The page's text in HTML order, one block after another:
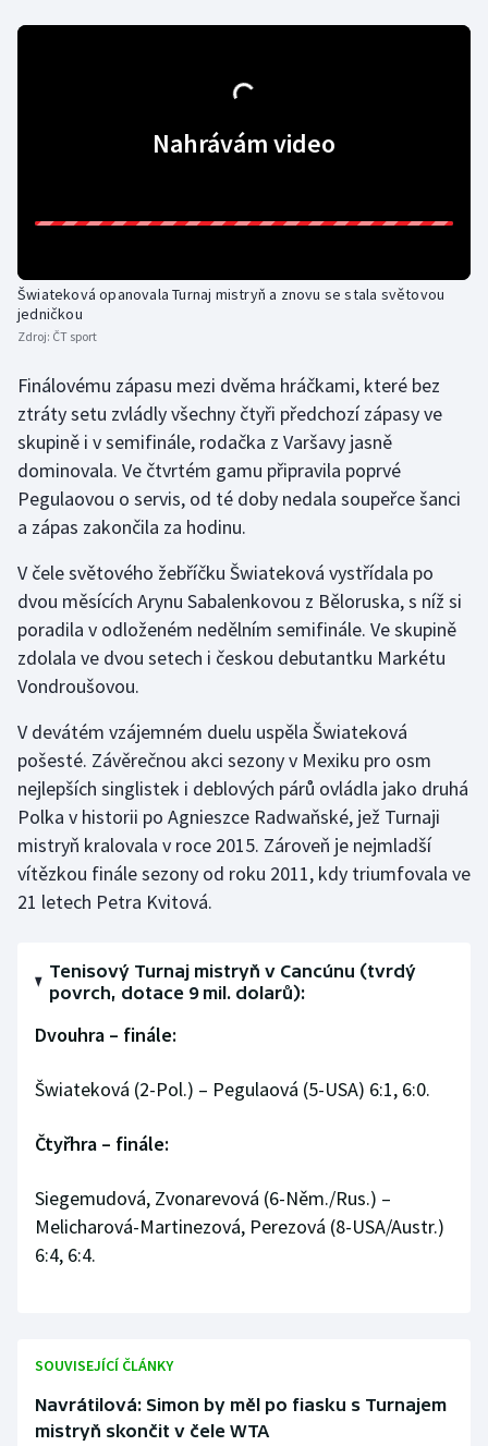
Házená
Jezdectví
Judo
Krasobruslení
Lezení
Moderní pětiboj
Motorsport
Olympijské hry
Parasport
Plavání
Plážový volejbal
Ragby
Rychlobruslení
Short track
Veslování
Vodní slalom
Ostatní
Nahrávám video
Šwiateková opanovala Turnaj mistryň a znovu se stala světovou
jedničkou
Zdroj: ČT sport
Finálovému zápasu mezi dvěma hráčkami, které bez
ztráty setu zvládly všechny čtyři předchozí zápasy ve
skupině i v semifinále, rodačka z Varšavy jasně
dominovala. Ve čtvrtém gamu připravila poprvé
Pegulaovou o servis, od té doby nedala soupeřce šanci
a zápas zakončila za hodinu.
V čele světového žebříčku Šwiateková vystřídala po
dvou měsících Arynu Sabalenkovou z Běloruska, s níž si
poradila v odloženém nedělním semifinále. Ve skupině
zdolala ve dvou setech i českou debutantku Markétu
Vondroušovou.
V devátém vzájemném duelu uspěla Šwiateková
pošesté. Závěrečnou akci sezony v Mexiku pro osm
nejlepších singlistek i deblových párů ovládla jako druhá
Polka v historii po Agnieszce Radwaňské, jež Turnaji
mistryň kralovala v roce 2015. Zároveň je nejmladší
vítězkou finále sezony od roku 2011, kdy triumfovala ve
21 letech Petra Kvitová.
Tenisový Turnaj mistryň v Cancúnu (tvrdý
povrch, dotace 9 mil. dolarů):
Dvouhra – finále:
Šwiateková (2-Pol.) – Pegulaová (5-USA) 6:1, 6:0.
Čtyřhra – finále:
Siegemudová, Zvonarevová (6-Něm./Rus.) –
Melicharová-Martinezová, Perezová (8-USA/Austr.)
6:4, 6:4.
SOUVISEJÍCÍ ČLÁNKY
Navrátilová: Simon by měl po fiasku s Turnajem
mistryň skončit v čele WTA